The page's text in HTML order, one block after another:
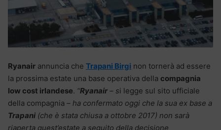
Ryanair annuncia che Trapani Birgi non tornerà ad essere
la prossima estate una base operativa della compagnia
low cost irlandese. “Ryanair– si legge sul sito ufficiale
della compagnia – ha confermato oggi che la sua ex base a
Trapani (che è stata chiusa a ottobre 2017) non sarà
riaperta quest’estate a seguito della decisione